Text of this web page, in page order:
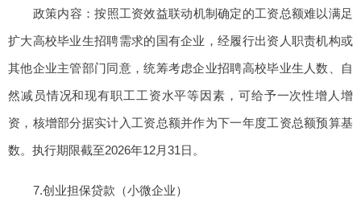
政策内容：按照工资效益联动机制确定的工资总额难以满足
扩大高校毕业生招聘需求的国有企业，经履行出资人职责机构或
其他企业主管部门同意，统筹考虑企业招聘高校毕业生人数、自
然减员情况和现有职工工资水平等因素，可给予一次性增人增
资，核增部分据实计入工资总额并作为下一年度工资总额预算基
数。执行期限截至2026年12月31日。
7.创业担保贷款（小微企业）